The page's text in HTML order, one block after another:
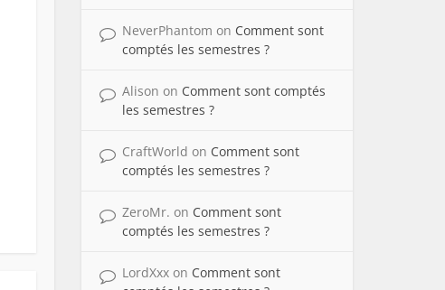
NeverPhantom on Comment sont
comptés les semestres ?
Alison on Comment sont comptés
les semestres ?
CraftWorld on Comment sont
comptés les semestres ?
ZeroMr. on Comment sont
comptés les semestres ?
LordXxx on Comment sont